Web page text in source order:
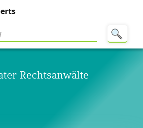
Rechtsanwälte